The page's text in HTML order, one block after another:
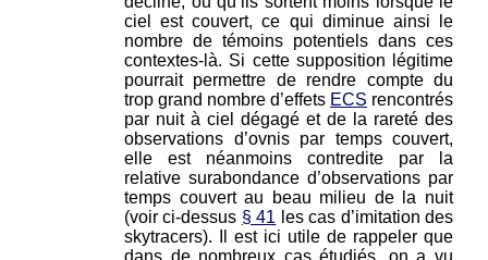
ciel est couvert, ce qui diminue ainsi le
nombre de témoins potentiels dans ces
contextes-là. Si cette supposition légitime
pourrait permettre de rendre compte du
trop grand nombre d’effets ECS rencontrés
par nuit à ciel dégagé et de la rareté des
observations d’ovnis par temps couvert,
elle est néanmoins contredite par la
relative surabondance d’observations par
temps couvert au beau milieu de la nuit
(voir ci-dessus § 41 les cas d’imitation des
skytracers). Il est ici utile de rappeler que
dans de nombreux cas étudiés, on a vu